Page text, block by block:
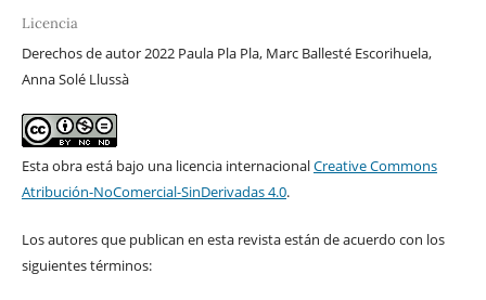
Licencia
Derechos de autor 2022 Paula Pla Pla, Marc Ballesté Escorihuela,
Anna Solé Llussà
Esta obra está bajo una licencia internacionalCreative Commons
Atribución-NoComercial-SinDerivadas 4.0.
Los autores que publican en esta revista están de acuerdo con los
siguientes términos: